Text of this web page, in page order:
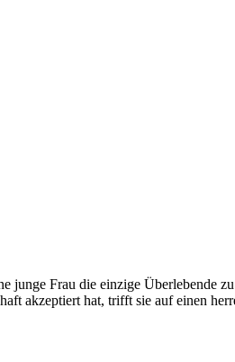
Frau die einzige Überlebende
akzeptiert hat, trifft sie auf einen